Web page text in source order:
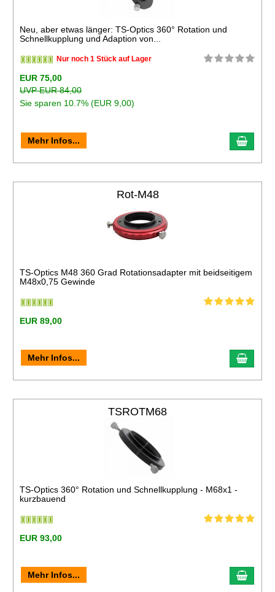
Neu, aber etwas länger: TS-Optics 360° Rotation und
Schnellkupplung und Adaption von...
Nur noch 1 Stück auf Lager
EUR 75,00
UVP EUR 84,00
Sie sparen 10.7% (EUR 9,00)
Mehr Infos...
Rot-M48
TS-Optics M48 360 Grad Rotationsadapter mit beidseitigem
M48x0,75 Gewinde
EUR 89,00
Mehr Infos...
TSROTM68
TS-Optics 360° Rotation und Schnellkupplung - M68x1 -
kurzbauend
EUR 93,00
Mehr Infos...